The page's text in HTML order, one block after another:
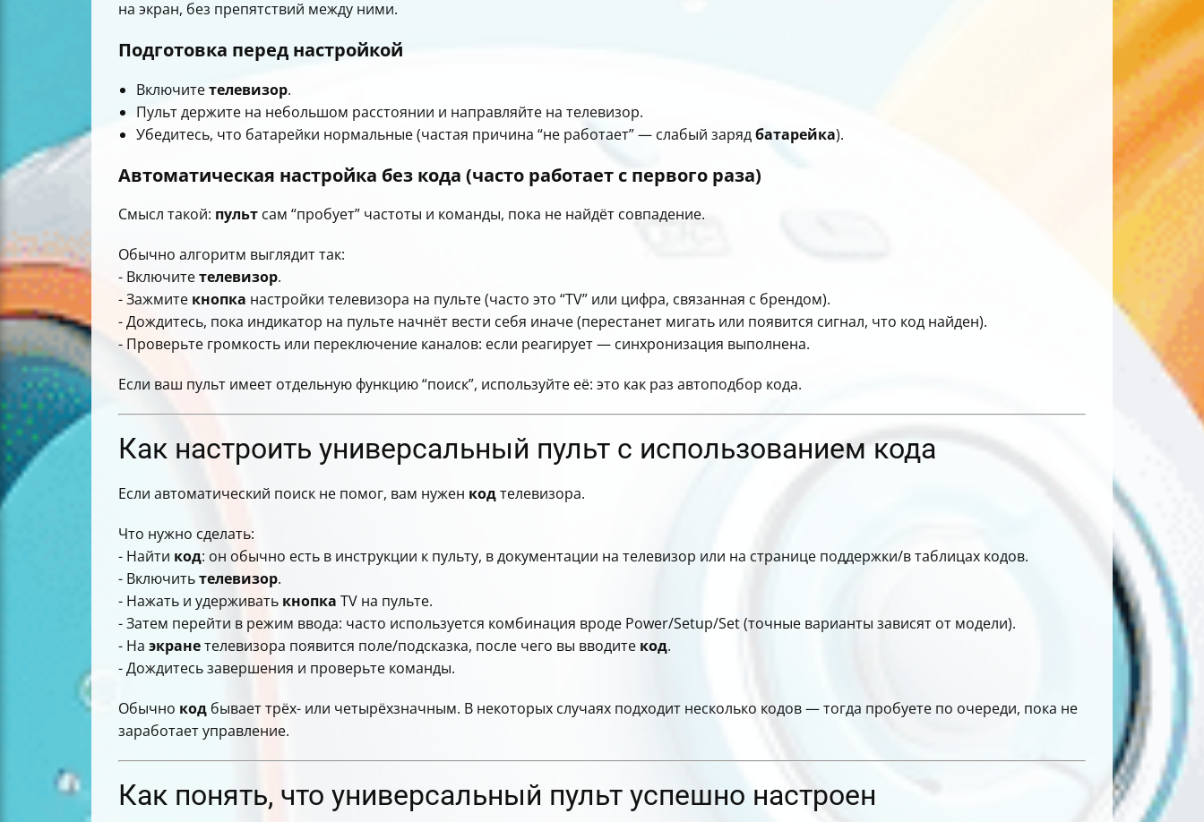
на экран, без препятствий между ними.
Подготовка перед настройкой
Включитетелевизор.
Пульт держите на небольшом расстоянии и направляйте на телевизор.
Убедитесь, что батарейки нормальные (частая причина “не работает” — слабый зарядбатарейка).
Автоматическая настройка без кода (часто работает с первого раза)
Смысл такой: пульт сам “пробует” частоты и команды, пока не найдёт совпадение.
Обычно алгоритм выглядит так:
- Включитетелевизор.
- Зажмите кнопка настройки телевизора на пульте (часто это “TV” или цифра, связанная с брендом).
- Дождитесь, пока индикатор на пульте начнёт вести себя иначе (перестанет мигать или появится сигнал, что код найден).
- Проверьте громкость или переключение каналов: если реагирует — синхронизация выполнена.
Если ваш пульт имеет отдельную функцию “поиск”, используйте её: это как раз автоподбор кода.
Как настроить универсальный пульт с использованием кода
Если автоматический поиск не помог, вам нужен кодтелевизора.
Что нужно сделать:
- Найти код: он обычно есть в инструкции к пульту, в документации на телевизор или на странице поддержки/в таблицах кодов.
- Включитьтелевизор.
- Нажать и удерживать кнопка TV на пульте.
- Затем перейти в режим ввода: часто используется комбинация вроде Power/Setup/Set (точные варианты зависят от модели).
- На экранетелевизора появится поле/подсказка, после чего вы вводите код.
- Дождитесь завершения и проверьте команды.
Обычно код бывает трёх- или четырёхзначным. В некоторых случаях подходит несколько кодов — тогда пробуете по очереди, пока не
заработает управление.
Как понять, что универсальный пульт успешно настроен